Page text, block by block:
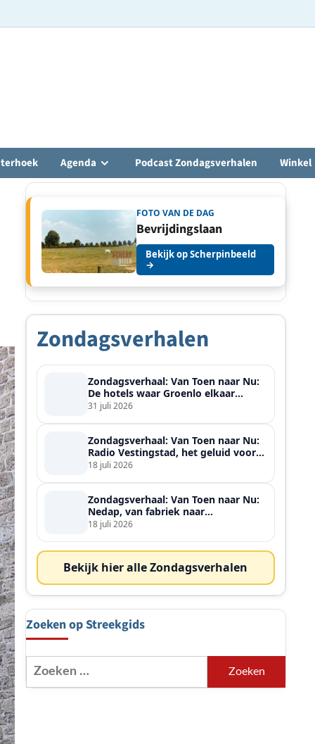
Agenda Podcast Zondagsverhalen Winkel
FOTO VAN DE DAG
Bevrijdingslaan
Bekijk op Scherpinbeeld
→
Zondagsverhalen
Zondagsverhaal: Van Toen naar Nu:
De hotels waar Groenlo elkaar
ontmoette
31 juli 2026
Zondagsverhaal: Van Toen naar Nu:
Radio Vestingstad, het geluid voor
heel de streek
18 juli 2026
Zondagsverhaal: Van Toen naar Nu:
Nedap, van fabriek naar
wereldspeler
18 juli 2026
Bekijk hier alle Zondagsverhalen
Zoeken op Streekgids
Zoeken
naar: